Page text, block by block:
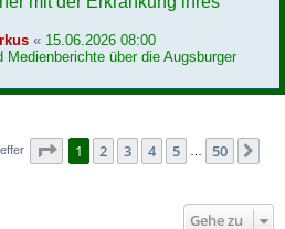
« 15.06.2026 08:00
Medienberichte über die Augsburger
Seite 1von 50
1 2 3 4 5 50
Gehe zu